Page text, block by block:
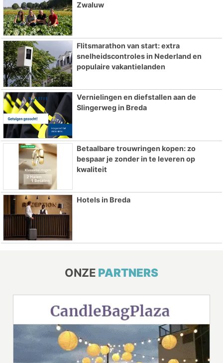
Zwaluw
Flitsmarathon van start: extra
snelheidscontroles in Nederland en
populaire vakantielanden
Vernielingen en diefstallen aan de
Slingerweg in Breda
Betaalbare trouwringen kopen: zo
bespaar je zonder in te leveren op
kwaliteit
Hotels in Breda
ONZE PARTNERS